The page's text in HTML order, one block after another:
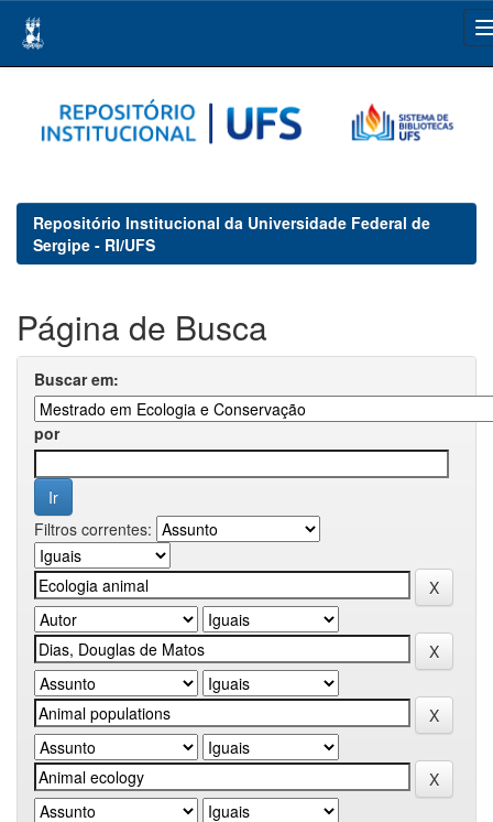
navigation
Repositório Institucional da Universidade Federal de
Sergipe - RI/UFS
Página de Busca
Buscar em:
por
Filtros correntes: